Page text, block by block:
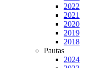
2022
2021
2020
2019
2018
Pautas
2024